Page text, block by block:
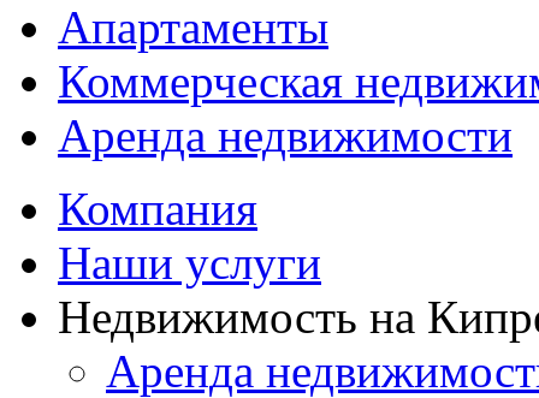
Апартаменты
Коммерческая
Аренда недвижимости
Компания
Наши услуги
Недвижимость на
Аренда